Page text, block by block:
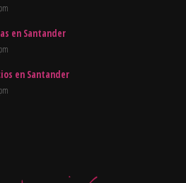
en Santander
en Santander